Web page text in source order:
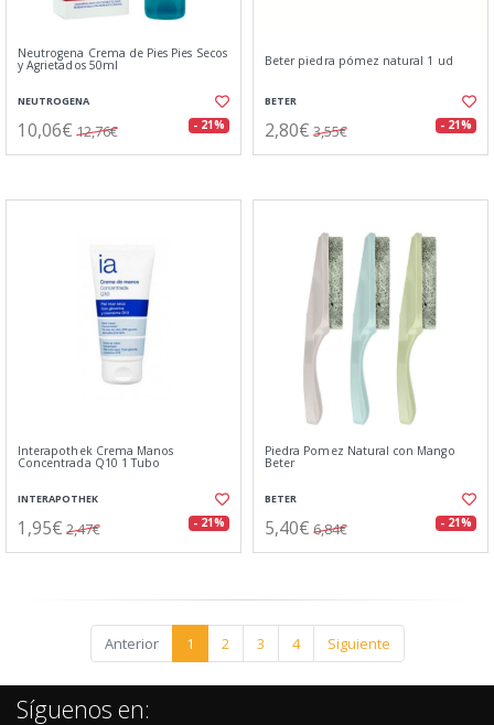
Neutrogena Crema de Pies Pies Secos
y Agrietados 50ml
NEUTROGENA
10,06€ 12,76€ - 21%
Beter piedra pómez natural 1 ud
BETER
2,80€ 3,55€ - 21%
Interapothek Crema Manos
Concentrada Q10 1 Tubo
INTERAPOTHEK
1,95€ 2,47€ - 21%
Piedra Pomez Natural con Mango
Beter
BETER
5,40€ 6,84€ - 21%
Anterior 1 2 3 4 Siguiente
Síguenos en: